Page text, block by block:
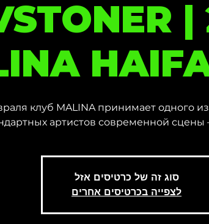
клуб MALINA принимает одного
артистов современной сцены
סוג זה של כרטיסים אזל
לצפייה בכרטיסים אחרים